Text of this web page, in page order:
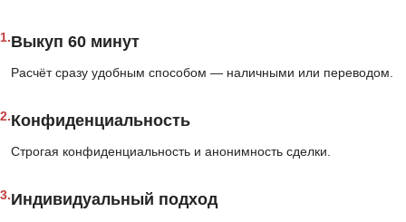
1.Выкуп 60 минут
Расчёт сразу удобным способом — наличными или переводом.
2.Конфиденциальность
Строгая конфиденциальность и анонимность сделки.
3.Индивидуальный подход